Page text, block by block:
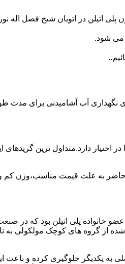
این نوع از مخازن پلی اتیلن در اتوبان شیخ
می شود.
نگهداری آب آشامیدنی برای مدت
گیری دورانی از آن استفاده می شود و مقدار 85 درصد بازار این صنعت
حاضر به علت قیمت مناسب،وزن کم
به بازار عرضه نمود.پلی اتیلن سبک نخستین عضو خانواده
از گروه های کوچک مولکولی به
یکدیگر جلوگیری کرده و باعث